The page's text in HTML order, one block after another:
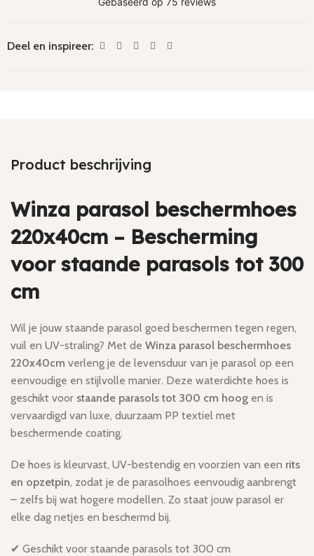
Deel en inspireer:
Product beschrijving
Winza parasol beschermhoes
220x40cm – Bescherming
voor staande parasols tot 300
cm
Wil je jouw staande parasol goed beschermen tegen regen,
vuil en UV-straling? Met de Winza parasol beschermhoes
220x40cm verleng je de levensduur van je parasol op een
eenvoudige en stijlvolle manier. Deze waterdichte hoes is
geschikt voor staande parasols tot 300 cm hoog en is
vervaardigd van luxe, duurzaam PP textiel met
beschermende coating.
De hoes is kleurvast, UV-bestendig en voorzien van een rits
en opzetpin, zodat je de parasolhoes eenvoudig aanbrengt
– zelfs bij wat hogere modellen. Zo staat jouw parasol er
elke dag netjes en beschermd bij.
✔ Geschikt voor staande parasols tot 300 cm